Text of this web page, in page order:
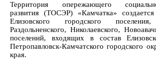
Территория опережающего социально-
развития (ТОСЭР) «Камчатка»
Елизовского городского
Раздольненского, Николаевского,
поселений, входящих в состав
Петропавловск-Камчатского городского
края.